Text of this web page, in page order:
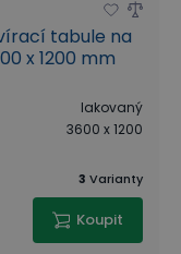
tabule na
x 1200 mm
lakovaný
3600 x 1200
3 Varianty
Koupit